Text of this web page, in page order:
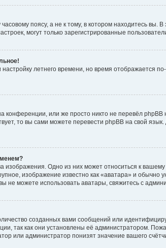
поясу, а не к тому, в котором находитесь вы.
могут только зарегистрированные
летнего времени, но время
конференции, или же просто никто не перевёл
то вы сами можете перевести phpBB на свой
изображения. Одно из них может относиться к
изображение известно как «аватара» и
не можете использовать аватары, свяжитесь с
созданных вами сообщений или
так как они установлены её администратором.
или администратор понизят значение вашего